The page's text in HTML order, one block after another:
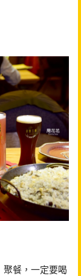
聚餐，一定要喝